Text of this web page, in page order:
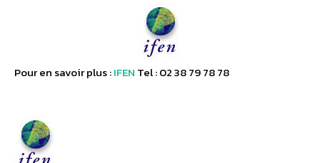
Pour en savoir plus :IFEN Tel : 02 38 79 78 78